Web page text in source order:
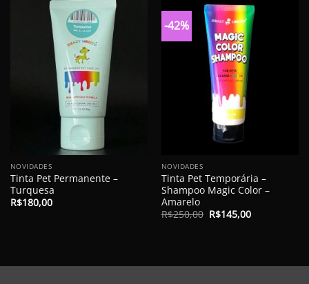
NOVIDADES
Tinta Pet Permanente –
Turquesa
R$180,00
-42%
NOVIDADES
Tinta Pet Temporária –
Shampoo Magic Color –
Amarelo
R$250,00 O
R$145,00O